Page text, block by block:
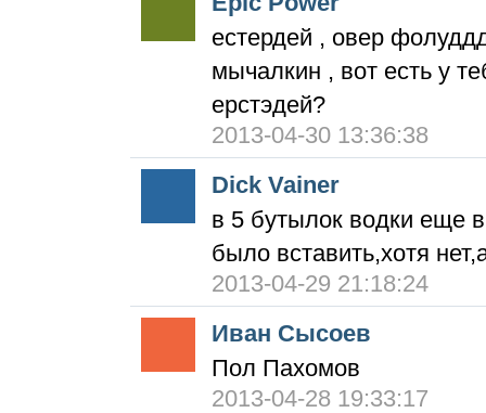
естердей , овер
мычалкин , вот есть у
ерстэдей?
2013-04-30 13:36:38
Dick Vainer
в 5 бутылок водки еще
было вставить,хотя
2013-04-29 21:18:24
Иван Сысоев
Пол Пахомов
2013-04-28 19:33:17